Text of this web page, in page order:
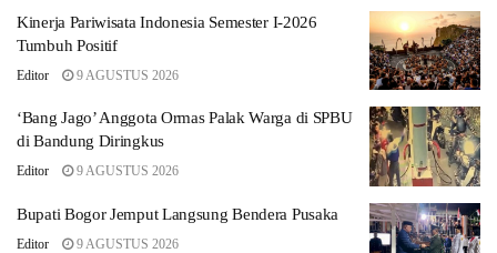
Kinerja Pariwisata Indonesia Semester I-2026
Tumbuh Positif
Editor 9 AGUSTUS 2026
‘Bang Jago’ Anggota Ormas Palak Warga di SPBU
di Bandung Diringkus
Editor 9 AGUSTUS 2026
Bupati Bogor Jemput Langsung Bendera Pusaka
Editor 9 AGUSTUS 2026